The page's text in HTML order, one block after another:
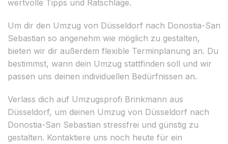
wertvolle Tipps und Ratschläge.
Um dir den Umzug von Düsseldorf nach Donostia-San
Sebastian so angenehm wie möglich zu gestalten,
bieten wir dir außerdem flexible Terminplanung an. Du
bestimmst, wann dein Umzug stattfinden soll und wir
passen uns deinen individuellen Bedürfnissen an.
Verlass dich auf Umzugsprofi Brinkmann aus
Düsseldorf, um deinen Umzug von Düsseldorf nach
Donostia-San Sebastian stressfrei und günstig zu
gestalten. Kontaktiere uns noch heute für ein